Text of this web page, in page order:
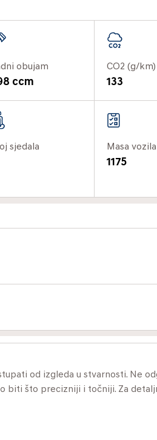
obujam
ccm
CO2 (g/km)
133
sjedala Masa
1175
od izgleda u stvarnosti. Ne
biti što precizniji i točniji. Za